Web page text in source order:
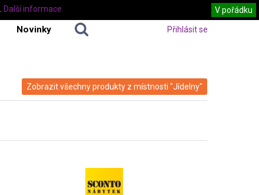
Novinky Přihlásit se
Zobrazit všechny produkty z místnosti "Jídelny"
V pořádku
Další informace